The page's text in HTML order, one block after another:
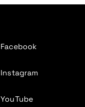
Facebook
Instagram
YouTube